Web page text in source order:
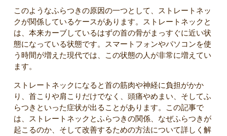
このようなふらつきの原因の一つとして、ストレートネッ
クが関係しているケースがあります。ストレートネックと
は、本来カーブしているはずの首の骨がまっすぐに近い状
態になっている状態です。スマートフォンやパソコンを使
う時間が増えた現代では、この状態の人が非常に増えてい
ます。
ストレートネックになると首の筋肉や神経に負担がかか
り、首こりや肩こりだけでなく、頭痛やめまい、そしてふ
らつきといった症状が出ることがあります。この記事で
は、ストレートネックとふらつきの関係、なぜふらつきが
起こるのか、そして改善するための方法について詳しく解